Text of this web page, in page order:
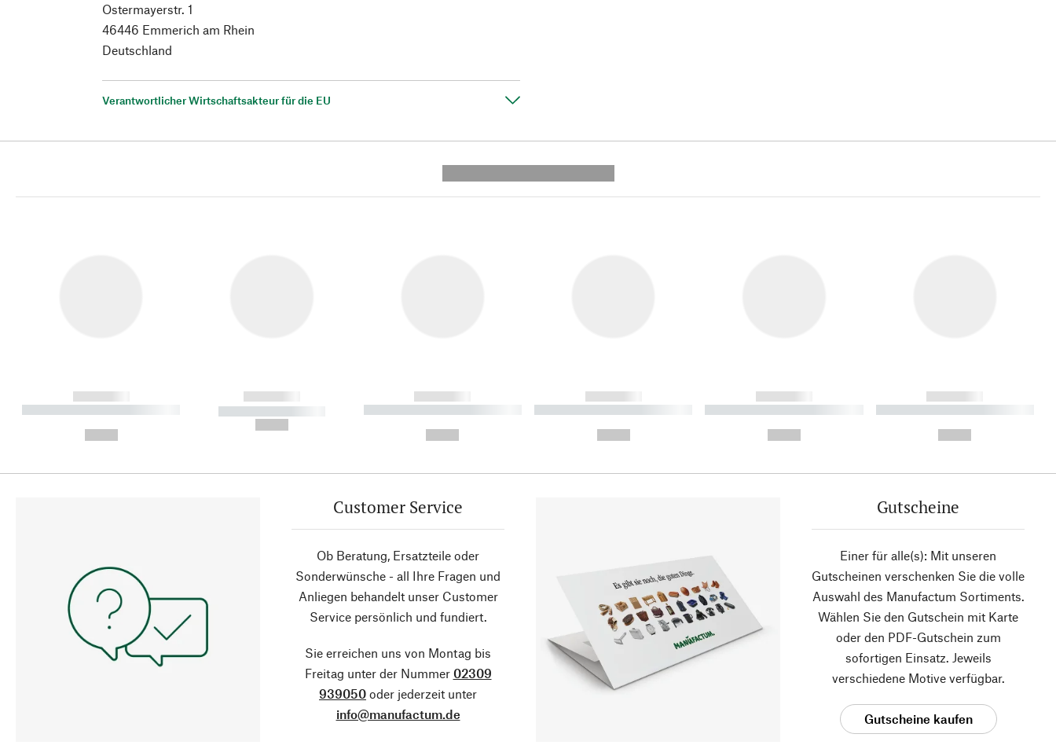
Ostermayerstr. 1
46446 Emmerich am Rhein
Deutschland
Verantwortlicher Wirtschaftsakteur für die EU
------------
----------- ----------- ----------
------------
----------- -----------
------------
----------- ----------- ----------
------------
----------- ----------- ----------
------------
----------- ----------- ----------
------------
----------- ----------- ----------
Customer Service
Ob Beratung, Ersatzteile oder
Sonderwünsche - all Ihre Fragen und
Anliegen behandelt unser Customer
Service persönlich und fundiert.
Sie erreichen uns von Montag bis
Freitag unter der Nummer 02309
939050 oder jederzeit unter
info@manufactum.de
Gutscheine
Einer für alle(s): Mit unseren
Gutscheinen verschenken Sie die volle
Auswahl des Manufactum Sortiments.
Wählen Sie den Gutschein mit Karte
oder den PDF-Gutschein zum
sofortigen Einsatz. Jeweils
verschiedene Motive verfügbar.
Gutscheine kaufen